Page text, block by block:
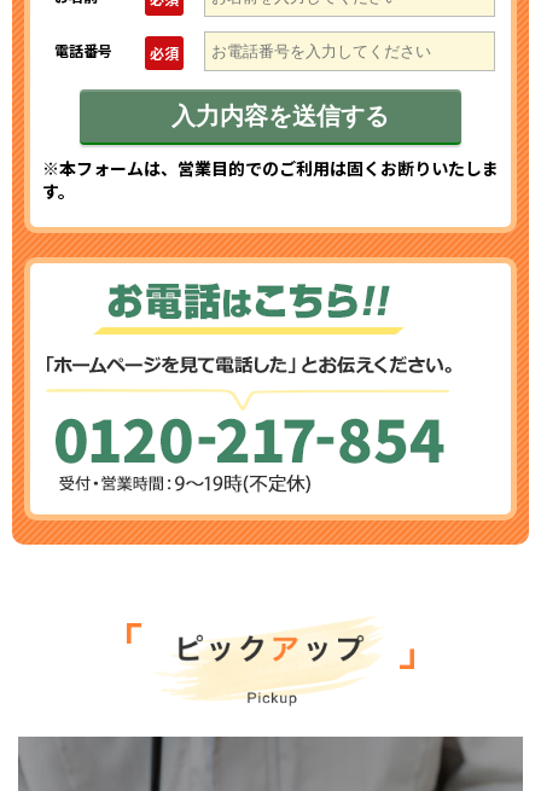
電話番号 必須
※本フォームは、営業目的でのご利用は固くお断りいたしま
す。